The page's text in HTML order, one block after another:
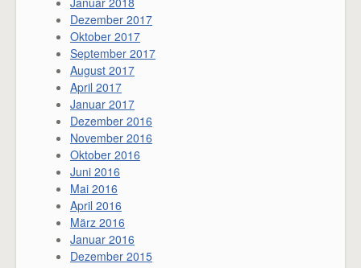
Dezember 2017
Oktober 2017
September 2017
August 2017
April 2017
Januar 2017
Dezember 2016
November 2016
Oktober 2016
Juni 2016
Mai 2016
April 2016
März 2016
Januar 2016
Dezember 2015